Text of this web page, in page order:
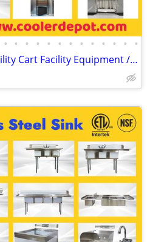
• • • • • • • • • • • • •
Air Curtain Restaurant Utility Cart Facility Equipment / Storage